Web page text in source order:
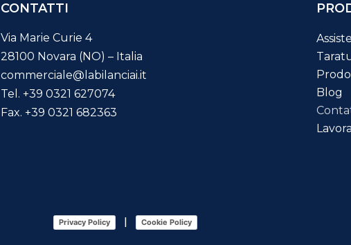
CONTATTI
Via Marie Curie 4
28100 Novara (NO) – Italia
commerciale@labilanciai.it
Tel. +39 0321 627074
Fax. +39 0321 682363
Blog
Privacy Policy | Cookie Policy